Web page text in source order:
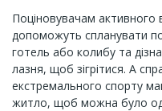
Поціновувачам активного
допоможуть спланувати
готель або колибу та
лазня, щоб зігрітися. А
екстремального спорту
житло, щоб можна було